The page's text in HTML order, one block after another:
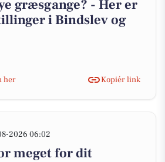
græsgange? - Her er
i Bindslev og
her
Kopiér link
2026 06:02
meget for dit